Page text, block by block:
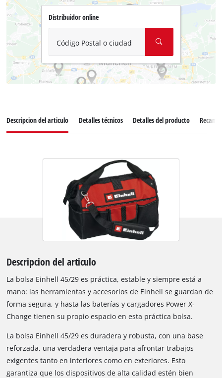
Distribuidor online
Código Postal o ciudad
Descripcion del articulo Detalles técnicos Detalles del producto
Descripcion del articulo
La bolsa Einhell 45/29 es práctica, estable y siempre está a
mano: las herramientas y accesorios de Einhell se guardan de
forma segura, y hasta las baterías y cargadores Power X-
Change tienen su propio espacio en esta práctica bolsa.
La bolsa Einhell 45/29 es duradera y robusta, con una base
reforzada, una verdadera ventaja para afrontar trabajos
exigentes tanto en interiores como en exteriores. Esto
garantiza que los dispositivos de alta calidad estén bien